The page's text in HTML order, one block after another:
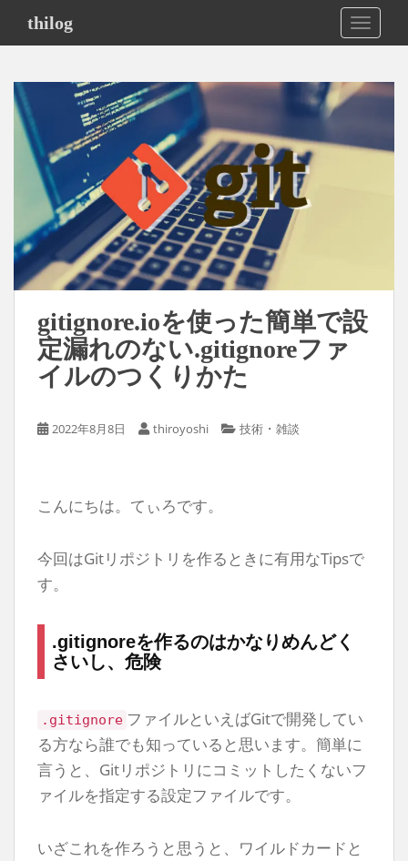
i
thilog
gitignore.ioを使った簡単で設
定漏れのない.gitignoreファ
イルのつくりかた
2022年8月8日 thiroyoshi 技術 ・ 雑談
こんにちは。てぃろです。
今回はGitリポジトリを作るときに有用なTipsで
す。
.gitignoreを作るのはかなりめんどく
さいし、危険
.gitignore ファイルといえばGitで開発してい
る方なら誰でも知っていると思います。簡単に
言うと、Gitリポジトリにコミットしたくないフ
ァイルを指定する設定ファイルです。
いざこれを作ろうと思うと、ワイルドカードと